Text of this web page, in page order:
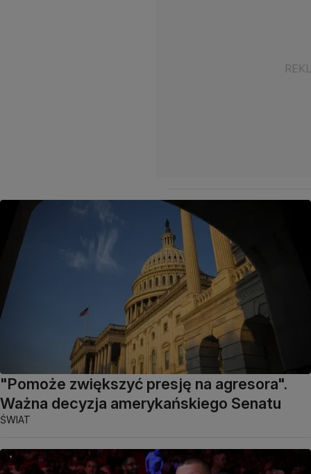
"Pomoże zwiększyć presję na agresora".
Ważna decyzja amerykańskiego Senatu
ŚWIAT